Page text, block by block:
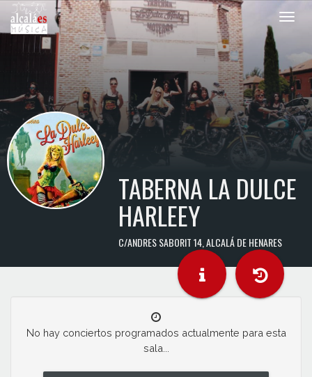
Toggle
TABERNA LA DULCE
HARLEEY
C/ANDRES SABORIT 14, ALCALÁ DE HENARES
No hay conciertos programados actualmente para esta
sala...